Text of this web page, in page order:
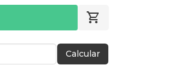
Calcular